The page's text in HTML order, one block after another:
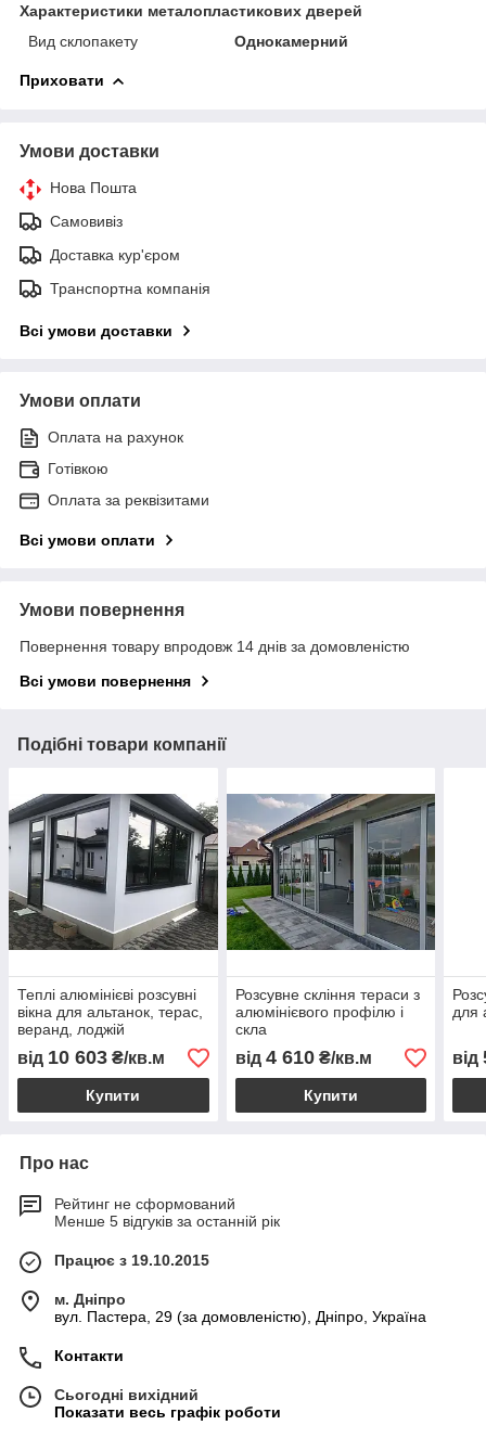
Характеристики металопластикових дверей
Вид склопакету
Однокамерний
Приховати
Умови доставки
Нова Пошта
Самовивіз
Доставка кур'єром
Транспортна компанія
Всі умови доставки
Умови оплати
Оплата на рахунок
Готівкою
Оплата за реквізитами
Всі умови оплати
Умови повернення
Повернення товару впродовж 14 днів за домовленістю
Всі умови повернення
Подібні товари компанії
Теплі алюмінієві розсувні
вікна для альтанок, терас,
веранд, лоджій
від 10 603 ₴/кв.м
Купити
Розсувне скління тераси з
алюмінієвого профілю і
скла
від 4 610₴/кв.м
Купити
для
від
Про нас
Рейтинг не сформований
Менше 5 відгуків за останній рік
Працює з 19.10.2015
м. Дніпро
вул. Пастера, 29 (за домовленістю), Дніпро, Україна
Контакти
Сьогодні вихідний
Показати весь графік роботи